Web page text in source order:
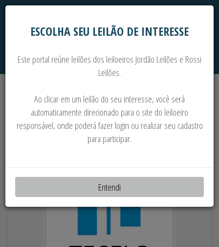
Imoveis Máquinas Sucata
MÁQUINAS E EQUIPAMENTOS
ESCOLHA SEU LEILÃO DE INTERESSE
Este portal reúne leilões dos leiloeiros Jordão Leilões e Rossi
Leilões.
Ao clicar em um leilão do seu interesse, você será
automaticamente direcionado para o site do leiloeiro
responsável, onde poderá fazer login ou realizar seu cadastro
para participar.
Entendi